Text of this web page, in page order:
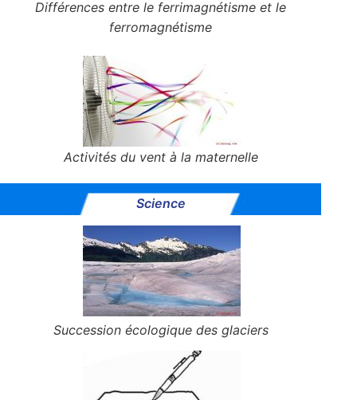
Différences entre le ferrimagnétisme et le
ferromagnétisme
Activités du vent à la maternelle
Science
Succession écologique des glaciers